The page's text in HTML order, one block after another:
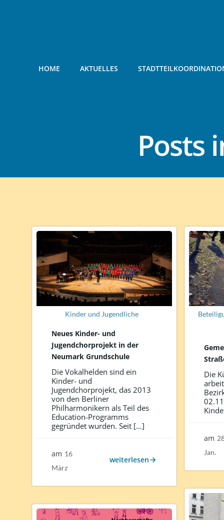
HOME AKTUELLES
Posts
Kinder und Jugendliche
Neues Kinder- und
Jugendchorprojekt in der
Neumark Grundschule
Die Vokalhelden sind ein
Kinder- und
Jugendchorprojekt, das 2013
von den Berliner
Philharmonikern als Teil des
Education-Programms
gegründet wurden. Seit […]
am 16
März
weiterlesen
Die
am
Jan.